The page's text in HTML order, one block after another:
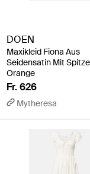
DOEN
Maxikleid Fiona Aus
Seidensatin Mit
Orange
Fr. 626
Mytheresa